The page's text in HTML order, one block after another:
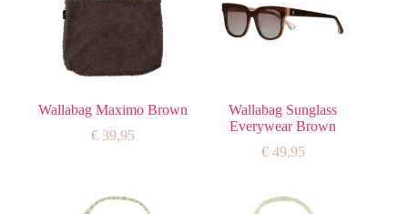
Wallabag Maximo Brown
€39,95
Wallabag Sunglass
Everywear Brown
€49,95